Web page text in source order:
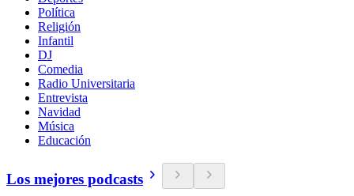
Política
Religión
Infantil
DJ
Comedia
Radio Universitaria
Entrevista
Navidad
Música
Educación
Los mejores podcasts